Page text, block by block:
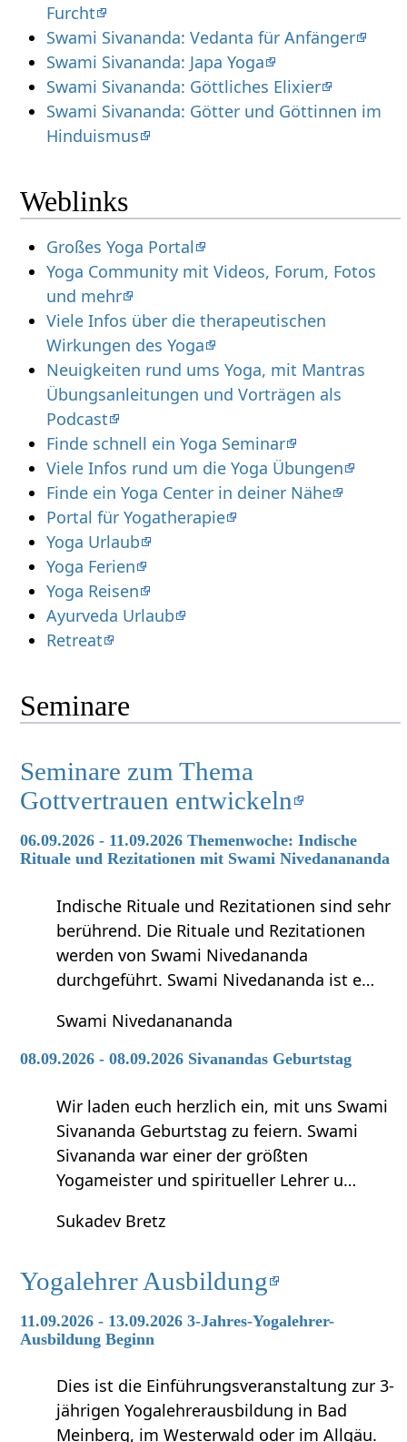
Furcht
Swami Sivananda: Vedanta für Anfänger
Swami Sivananda: Japa Yoga
Swami Sivananda: Göttliches Elixier
Swami Sivananda: Götter und Göttinnen im
Hinduismus
Weblinks
Großes Yoga Portal
Yoga Community mit Videos, Forum, Fotos
und mehr
Viele Infos über die therapeutischen
Wirkungen des Yoga
Neuigkeiten rund ums Yoga, mit Mantras
Übungsanleitungen und Vorträgen als
Podcast
Finde schnell ein Yoga Seminar
Viele Infos rund um die Yoga Übungen
Finde ein Yoga Center in deiner Nähe
Portal für Yogatherapie
Yoga Urlaub
Yoga Ferien
Yoga Reisen
Ayurveda Urlaub
Retreat
Seminare
Seminare zum Thema
Gottvertrauen entwickeln
06.09.2026 - 11.09.2026 Themenwoche: Indische
Rituale und Rezitationen mit Swami Nivedanananda
Indische Rituale und Rezitationen sind sehr
berührend. Die Rituale und Rezitationen
werden von Swami Nivedananda
durchgeführt. Swami Nivedananda ist e…
Swami Nivedanananda
08.09.2026 - 08.09.2026 Sivanandas Geburtstag
Wir laden euch herzlich ein, mit uns Swami
Sivananda Geburtstag zu feiern. Swami
Sivananda war einer der größten
Yogameister und spiritueller Lehrer u…
Sukadev Bretz
Yogalehrer Ausbildung
11.09.2026 - 13.09.2026 3-Jahres-Yogalehrer-
Ausbildung Beginn
Dies ist die Einführungsveranstaltung zur 3-
jährigen Yogalehrerausbildung in Bad
Meinberg, im Westerwald oder im Allgäu.